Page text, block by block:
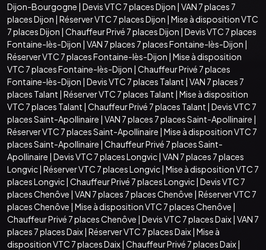
Dijon-Bourgogne | Devis VTC 7 places Dijon | VAN 7 places 7
places Dijon | Réserver VTC 7 places Dijon | Mise à disposition VTC
7 places Dijon | Chauffeur Privé 7 places Dijon | Devis VTC 7 places
Fontaine-lès-Dijon | VAN 7 places 7 places Fontaine-lès-Dijon |
Réserver VTC 7 places Fontaine-lès-Dijon | Mise à disposition
VTC 7 places Fontaine-lès-Dijon | Chauffeur Privé 7 places
Fontaine-lès-Dijon | Devis VTC 7 places Talant | VAN 7 places 7
places Talant | Réserver VTC 7 places Talant | Mise à disposition
VTC 7 places Talant | Chauffeur Privé 7 places Talant | Devis VTC 7
places Saint-Apollinaire | VAN 7 places 7 places Saint-Apollinaire |
Réserver VTC 7 places Saint-Apollinaire | Mise à disposition VTC 7
places Saint-Apollinaire | Chauffeur Privé 7 places Saint-
Apollinaire | Devis VTC 7 places Longvic| VAN 7 places 7 places
Longvic| Réserver VTC 7 places Longvic| Mise à disposition VTC 7
places Longvic| Chauffeur Privé 7 places Longvic| Devis VTC 7
places Chenôve | VAN 7 places 7 places Chenôve | Réserver VTC 7
places Chenôve | Mise à disposition VTC 7 places Chenôve |
Chauffeur Privé 7 places Chenôve | Devis VTC 7 places Daix| VAN 7
places 7 places Daix| Réserver VTC 7 places Daix| Mise à
disposition VTC 7 places Daix| Chauffeur Privé 7 places Daix|